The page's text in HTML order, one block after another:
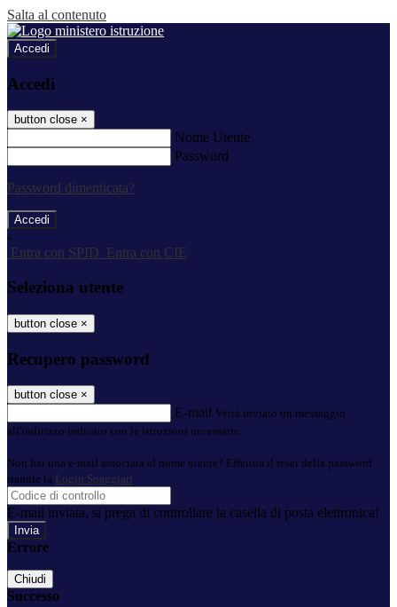
Salta al contenuto
Accedi
Accedi
button close ×
Nome Utente
Password
Password dimenticata?
-
Entra con SPID
Entra con CIE
Seleziona utente
button close ×
Recupero password
button close ×
E-mail Verrà inviato un messaggio
all'indirizzo indicato con le istruzioni necessarie.
Non hai una e-mail associata al nome utente? Effettua il reset della password
tramite la Login Spaggiari
E-mail inviata, si prega di controllare la casella di posta elettronica!
Errore
Chiudi
Successo